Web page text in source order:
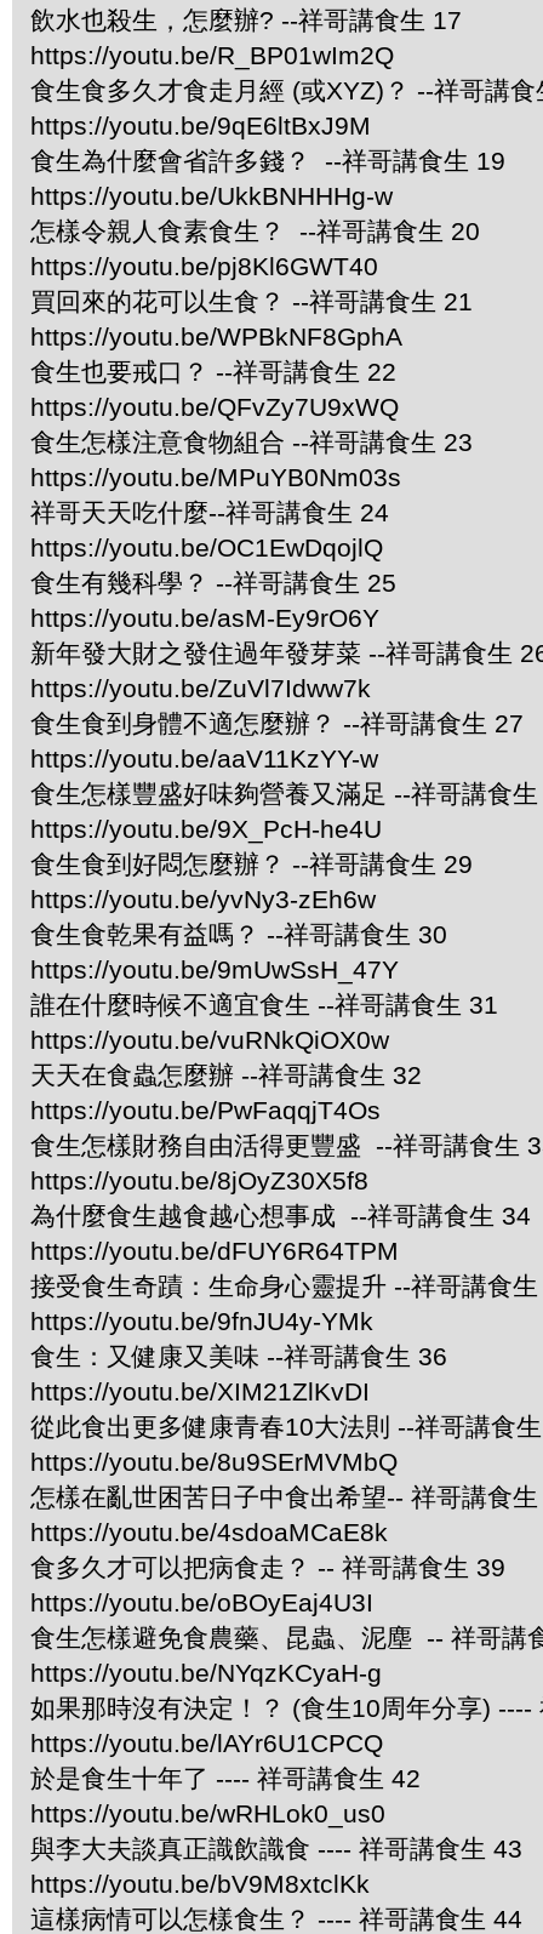
飲水也殺生，怎麼辦? --祥哥講食生 17
https://youtu.be/R_BP01wIm2Q
食生食多久才食走月經 (或XYZ)？ --祥哥講食
https://youtu.be/9qE6ltBxJ9M
食生為什麼會省許多錢？ --祥哥講食生 19
https://youtu.be/UkkBNHHHg-w
怎樣令親人食素食生？ --祥哥講食生 20
https://youtu.be/pj8Kl6GWT40
買回來的花可以生食？ --祥哥講食生 21
https://youtu.be/WPBkNF8GphA
食生也要戒口？ --祥哥講食生 22
https://youtu.be/QFvZy7U9xWQ
食生怎樣注意食物組合 --祥哥講食生 23
https://youtu.be/MPuYB0Nm03s
祥哥天天吃什麼--祥哥講食生 24
https://youtu.be/OC1EwDqojlQ
食生有幾科學？ --祥哥講食生 25
https://youtu.be/asM-Ey9rO6Y
新年發大財之發住過年發芽菜 --祥哥講食生
https://youtu.be/ZuVl7Idww7k
食生食到身體不適怎麼辦？ --祥哥講食生 27
https://youtu.be/aaV11KzYY-w
食生怎樣豐盛好味夠營養又滿足 --祥哥講食
https://youtu.be/9X_PcH-he4U
食生食到好悶怎麼辦？ --祥哥講食生 29
https://youtu.be/yvNy3-zEh6w
食生食乾果有益嗎？ --祥哥講食生 30
https://youtu.be/9mUwSsH_47Y
誰在什麼時候不適宜食生 --祥哥講食生 31
https://youtu.be/vuRNkQiOX0w
天天在食蟲怎麼辦 --祥哥講食生 32
https://youtu.be/PwFaqqjT4Os
食生怎樣財務自由活得更豐盛 --祥哥講食生
https://youtu.be/8jOyZ30X5f8
為什麼食生越食越心想事成 --祥哥講食生 34
https://youtu.be/dFUY6R64TPM
接受食生奇蹟：生命身心靈提升 --祥哥講食
https://youtu.be/9fnJU4y-YMk
食生：又健康又美味 --祥哥講食生 36
https://youtu.be/XIM21ZlKvDI
從此食出更多健康青春10大法則 --祥哥講食
https://youtu.be/8u9SErMVMbQ
怎樣在亂世困苦日子中食出希望-- 祥哥講食
https://youtu.be/4sdoaMCaE8k
食多久才可以把病食走？ -- 祥哥講食生 39
https://youtu.be/oBOyEaj4U3I
食生怎樣避免食農藥、昆蟲、泥塵 -- 祥哥講
https://youtu.be/NYqzKCyaH-g
如果那時沒有決定！？ (食生10周年分享) ----
https://youtu.be/lAYr6U1CPCQ
於是食生十年了 ---- 祥哥講食生 42
https://youtu.be/wRHLok0_us0
與李大夫談真正識飲識食 ---- 祥哥講食生 43
https://youtu.be/bV9M8xtclKk
這樣病情可以怎樣食生？ ---- 祥哥講食生 44